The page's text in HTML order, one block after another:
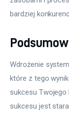
bardziej
Wdrożenie
które z tego
sukcesu Twojego
sukcesu jest